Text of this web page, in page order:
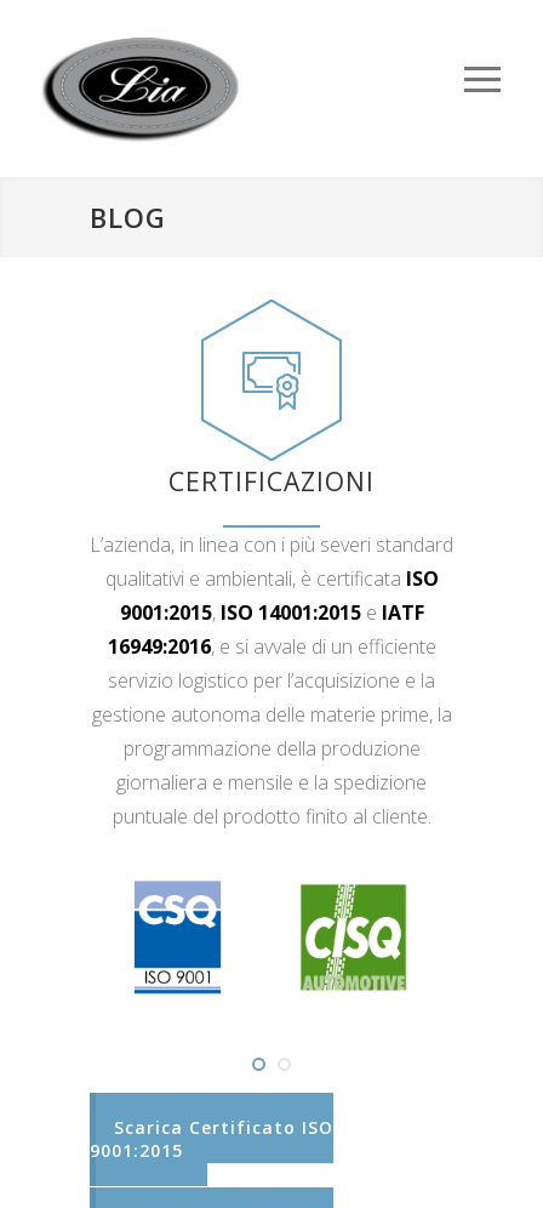
BLOG
CERTIFICAZIONI
L’azienda, in linea con i più severi standard
qualitativi e ambientali, è certificata ISO
9001:2015, ISO 14001:2015e IATF
16949:2016, e si avvale di un efficiente
servizio logistico per l’acquisizione e la
gestione autonoma delle materie prime, la
programmazione della produzione
giornaliera e mensile e la spedizione
puntuale del prodotto finito al cliente.
Scarica Certificato ISO
9001:2015